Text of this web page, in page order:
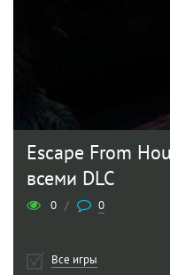
Escape From
всеми DLC
0 / 0
Все игры